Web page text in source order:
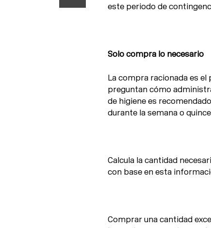
este periodo de
Solo compra lo necesario
La compra racionada es
preguntan cómo
de higiene es
durante la semana o
Calcula la cantidad
con base en esta
Comprar una cantidad